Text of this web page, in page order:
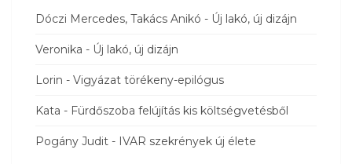
Dóczi Mercedes, Takács Anikó - Új lakó, új dizájn
Veronika - Új lakó, új dizájn
Lorin - Vigyázat törékeny-epilógus
Kata - Fürdőszoba felújítás kis költségvetésből
Pogány Judit - IVAR szekrények új élete